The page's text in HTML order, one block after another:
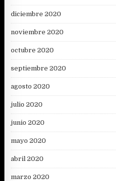
diciembre 2020
noviembre 2020
octubre 2020
septiembre 2020
agosto 2020
julio 2020
junio 2020
mayo 2020
abril 2020
marzo 2020